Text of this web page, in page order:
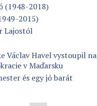
(1948-2018)
2015)
Lajostól
Václav Havel vystoupil na
v Maďarsku
és egy jó barát